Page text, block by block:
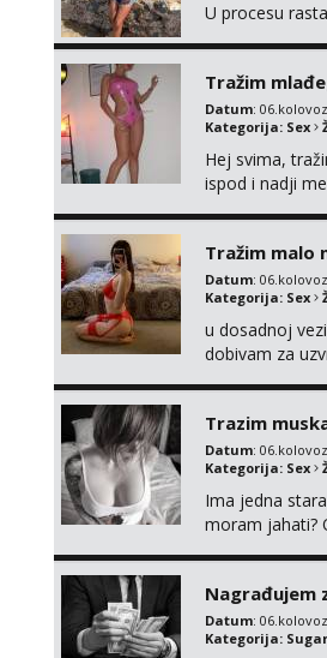
U procesu
Tražim
Datum:
Kategorija: Sex
Hej svima,
ispod i nadji
Tražim malo
Datum:
Kategorija: Sex
u dosadnoj
dobivam za
Trazim
Datum:
Kategorija: Sex
Ima jedna
moram jahati?
Nagrađujem
Datum:
Kategorija: